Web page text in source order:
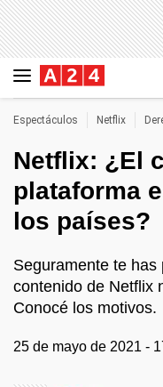
Espectáculos Netflix
Netflix: ¿El
plataforma
los países?
Seguramente te has
contenido de Netflix
Conocé los motivos.
25 de mayo de 2021 -